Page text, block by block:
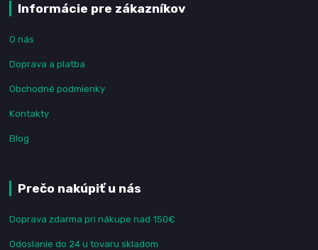
Informácie pre zákazníkov
O nás
Doprava a platba
Obchodné podmienky
Kontakty
Blog
Prečo nakúpiť u nás
Doprava zdarma pri nákupe nad 150€
Odoslanie do 24 u tovaru skladom